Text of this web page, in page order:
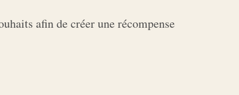
afin de créer une récompense